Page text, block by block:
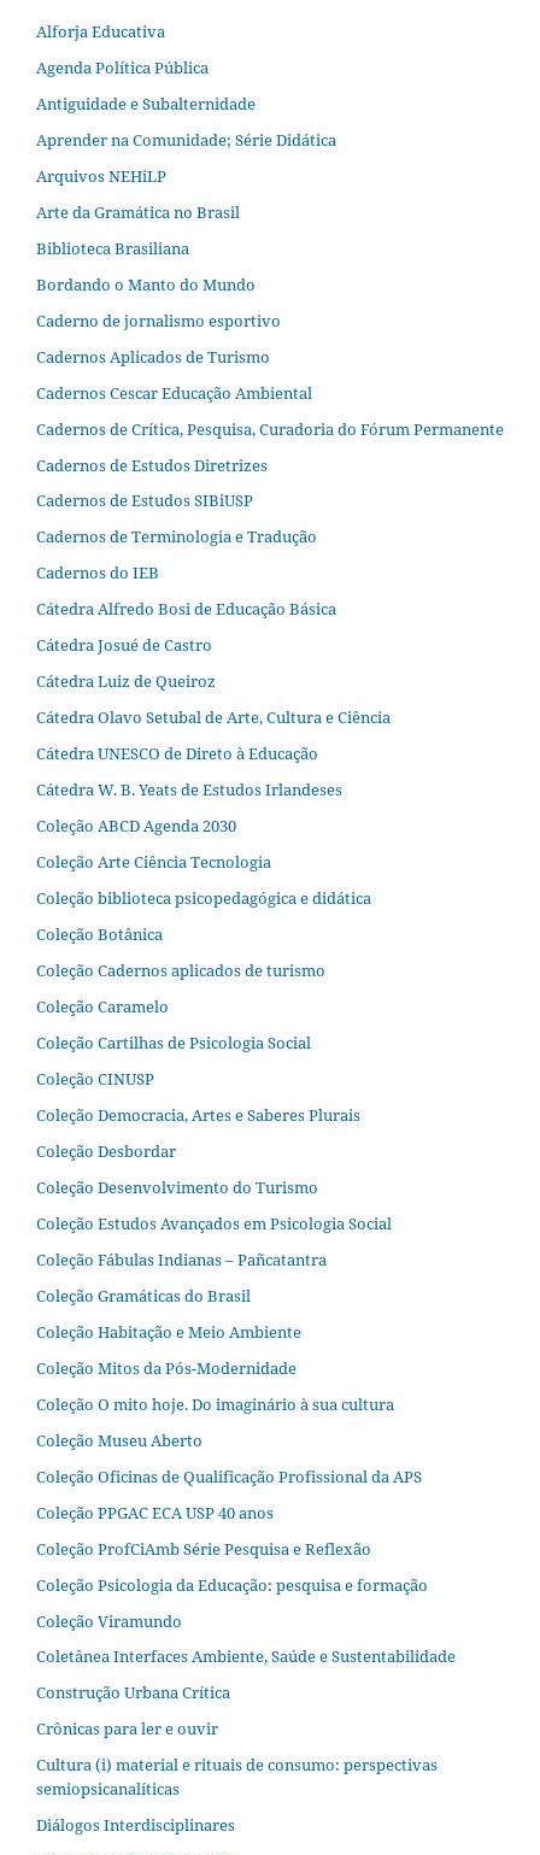
Alforja Educativa
Agenda Política Pública
Antiguidade e Subalternidade
Aprender na Comunidade; Série Didática
Arquivos NEHiLP
Arte da Gramática no Brasil
Biblioteca Brasiliana
Bordando o Manto do Mundo
Caderno de jornalismo esportivo
Cadernos Aplicados de Turismo
Cadernos Cescar Educação Ambiental
Cadernos de Crítica, Pesquisa, Curadoria do Fórum Permanente
Cadernos de Estudos Diretrizes
Cadernos de Estudos SIBiUSP
Cadernos de Terminologia e Tradução
Cadernos do IEB
Cátedra Alfredo Bosi de Educação Básica
Cátedra Josué de Castro
Cátedra Luiz de Queiroz
Cátedra Olavo Setubal de Arte, Cultura e Ciência
Cátedra UNESCO de Direto à Educação
Cátedra W. B. Yeats de Estudos Irlandeses
Coleção ABCD Agenda 2030
Coleção Arte Ciência Tecnologia
Coleção biblioteca psicopedagógica e didática
Coleção Botânica
Coleção Cadernos aplicados de turismo
Coleção Caramelo
Coleção Cartilhas de Psicologia Social
Coleção CINUSP
Coleção Democracia, Artes e Saberes Plurais
Coleção Desbordar
Coleção Desenvolvimento do Turismo
Coleção Estudos Avançados em Psicologia Social
Coleção Fábulas Indianas – Pañcatantra
Coleção Gramáticas do Brasil
Coleção Habitação e Meio Ambiente
Coleção Mitos da Pós-Modernidade
Coleção O mito hoje. Do imaginário à sua cultura
Coleção Museu Aberto
Coleção Oficinas de Qualificação Profissional da APS
Coleção PPGAC ECA USP 40 anos
Coleção ProfCiAmb Série Pesquisa e Reflexão
Coleção Psicologia da Educação: pesquisa e formação
Coleção Viramundo
Coletânea Interfaces Ambiente, Saúde e Sustentabilidade
Construção Urbana Crítica
Crônicas para ler e ouvir
Cultura (i) material e rituais de consumo: perspectivas
semiopsicanalíticas
Diálogos Interdisciplinares